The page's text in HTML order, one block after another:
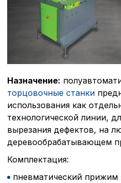
Назначение:
торцовочные станки
использования как
технологической линии,
вырезания дефектов, на
деревообрабатывающем
Комплектация:
пневматический прижим